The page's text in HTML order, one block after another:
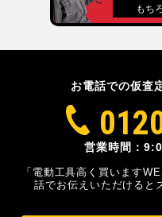
もち
お電話での仮査
営業時間：
「電動工具高く買います
話でお伝えいただけると